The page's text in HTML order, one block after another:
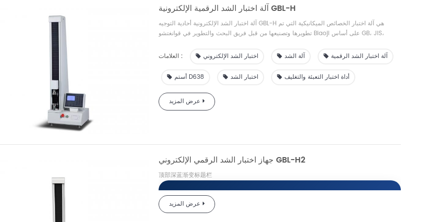
آلة اختبار الشد الرقمية الإلكترونية GBL-H
آلة اختبار الشد الإلكترونية أحادية التوجيه GBL-H هي آلة اختبار الخصائص الميكانيكية التي تم
تطويرها وتصنيعها من قبل فريق البحث والتطوير في قوانغتشو Biaoji على أساس GB، JIS،
الدقة، ودقة قياس القوة ضمن ±1% FS؛ دعم البرامج الاحترافي، التشغيل التلقائي بالكامل، مجهز
الاستعلام، اختبار مريح وسريع؛ اختر مدمجًا أو خارجيًا، مع حماية الحد المثالي، وحماية التحميل
العلامات : اختبار الشد الإلكتروني آلة الشد آلة اختبار الشد الرقمية
أستم D638 اختبار الشد أداة اختبار التعبئة والتغليف
عرض المزيد
جهاز اختبار الشد الرقمي الإلكتروني GBL-H2
顶部深蓝渐变标题栏
جهاز اختبار الشد الإلكتروني
عرض المزيد